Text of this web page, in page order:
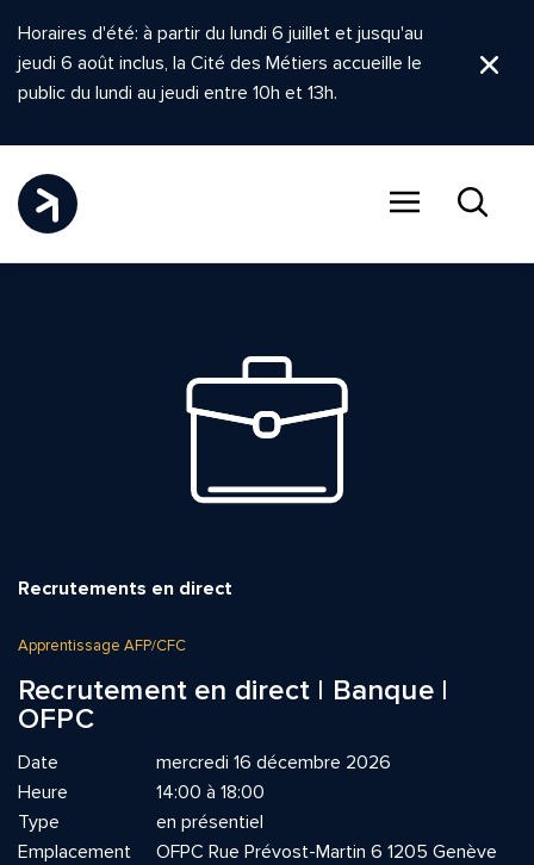
Horaires d'été: à partir du lundi 6 juillet et jusqu'au
jeudi 6 août inclus, la Cité des Métiers accueille le
public du lundi au jeudi entre 10h et 13h.
Recrutements en direct
Apprentissage AFP/CFC
Recrutement en direct | Banque |
OFPC
Date
mercredi 16 décembre 2026
Heure
14:00 à 18:00
Type
en présentiel
Emplacement
OFPC Rue Prévost-Martin 6 1205 Genève